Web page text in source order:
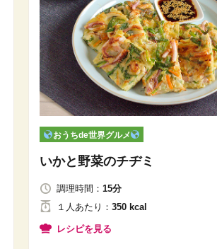
おうちde世界グルメ
いかと野菜のチヂミ
調理時間： 15分
１人 あたり ： 350 kcal
レシピを見る